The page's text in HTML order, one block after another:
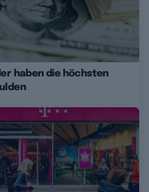
haben die höchsten